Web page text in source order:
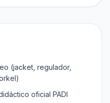
(jacket, regulador,
oficial PADI